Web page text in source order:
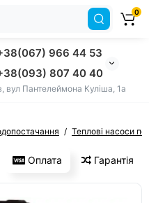
966 44 53
807 40 40
вул Пантелеймона Куліша, 1а
0
Теплові насоси
Оплата Гарантія